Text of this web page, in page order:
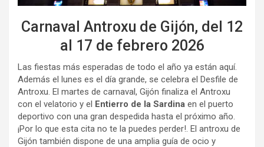
Carnaval Antroxu de Gijón, del 12
al 17 de febrero 2026
Las fiestas más esperadas de todo el año ya están aquí.
Además el lunes es el día grande, se celebra el Desfile de
Antroxu. El martes de carnaval, Gijón finaliza el Antroxu
con el velatorio y el Entierro de la Sardina en el puerto
deportivo con una gran despedida hasta el próximo año.
¡Por lo que esta cita no te la puedes perder!. El antroxu de
Gijón también dispone de una amplia guía de ocio y